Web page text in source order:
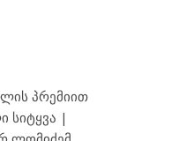
პრემიით
სიტყვა |